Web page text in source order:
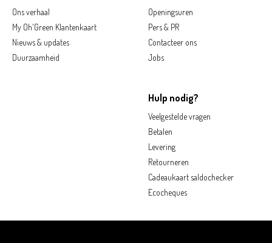
Ons verhaal
My Oh'Green Klantenkaart
Nieuws & updates
Duurzaamheid
Openingsuren
Pers & PR
Contacteer ons
Jobs
Hulp nodig?
Veelgestelde vragen
Betalen
Levering
Retourneren
Cadeaukaart saldochecker
Ecocheques